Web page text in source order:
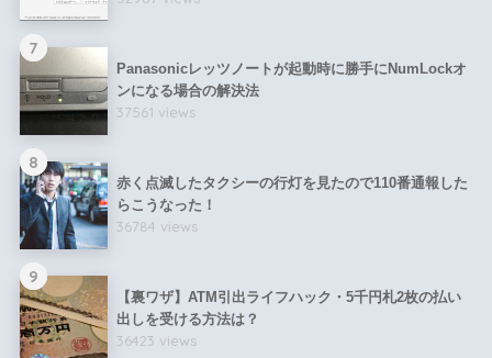
7
Panasonicレッツノートが起動時に勝手にNumLockオ
ンになる場合の解決法
37561 views
8
赤く点滅したタクシーの行灯を見たので110番通報した
らこうなった！
36784 views
9
【裏ワザ】ATM引出ライフハック・5千円札2枚の払い
出しを受ける方法は？
36423 views